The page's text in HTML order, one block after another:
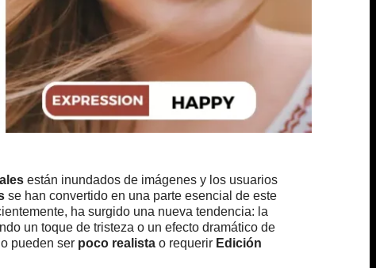
están inundados de imágenes y los usuarios
se han convertido en una parte esencial de este
ha surgido una nueva tendencia: la
un toque de tristeza o un efecto dramático de
pueden ser poco realista o requerir Edición